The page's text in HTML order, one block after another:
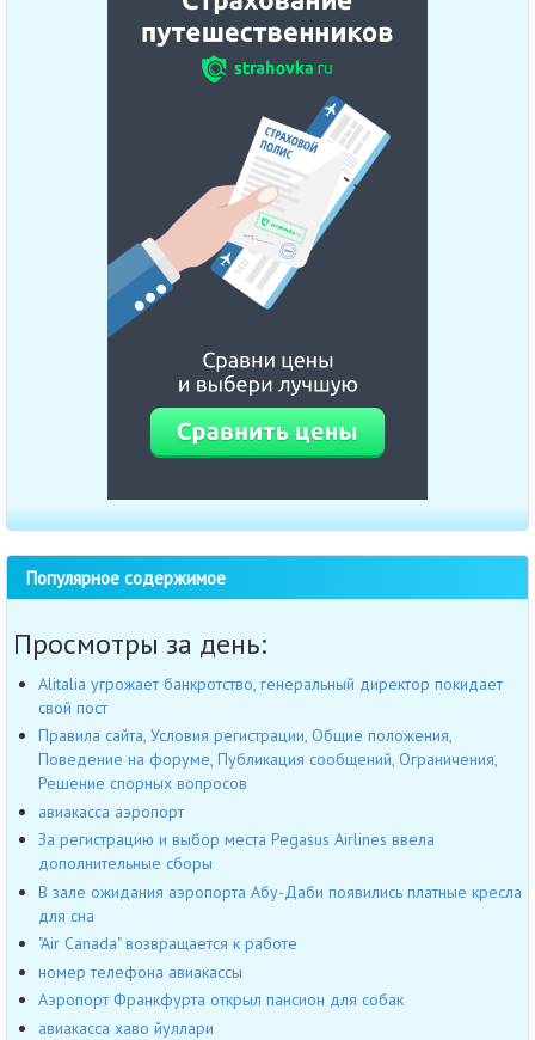
Популярное содержимое
Просмотры за день:
Alitalia угрожает банкротство, генеральный директор покидает
свой пост
Правила сайта, Условия регистрации, Общие положения,
Поведение на форуме, Публикация сообщений, Ограничения,
Решение спорных вопросов
авиакасса аэропорт
За регистрацию и выбор места Pegasus Airlines ввела
дополнительные сборы
В зале ожидания аэропорта Абу-Даби появились платные кресла
для сна
"Air Canada" возвращается к работе
номер телефона авиакассы
Аэропорт Франкфурта открыл пансион для собак
авиакасса хаво йуллари